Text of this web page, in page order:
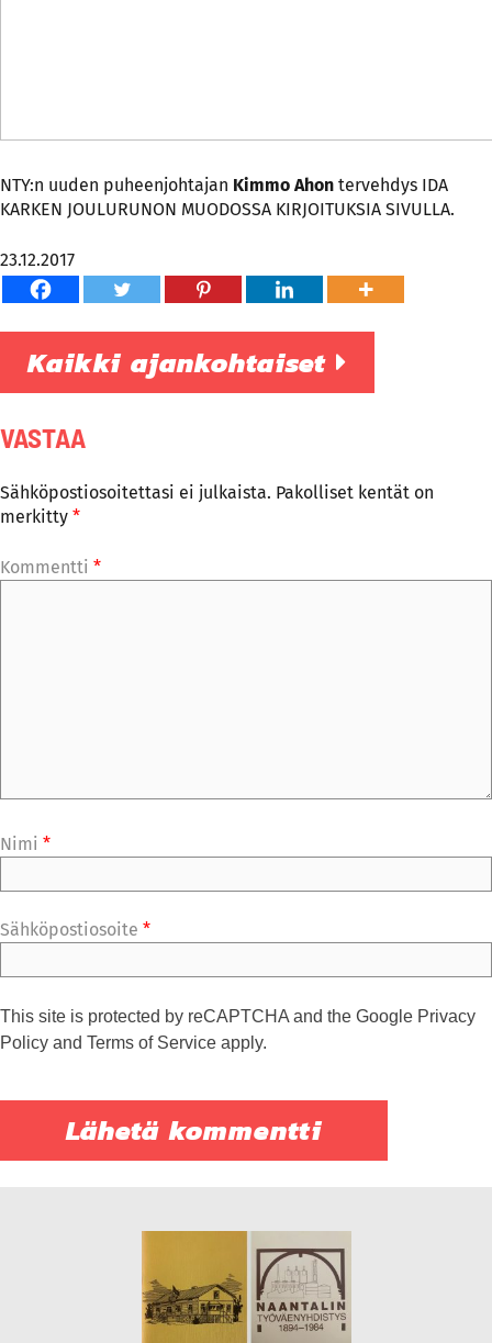
NTY:n uuden puheenjohtajan Kimmo Ahon tervehdys IDA
KARKEN JOULURUNON MUODOSSA KIRJOITUKSIA SIVULLA.
23.12.2017
Kaikki ajankohtaiset
VASTAA
Sähköpostiosoitettasi ei julkaista. Pakolliset kentät on
merkitty *
Kommentti *
Nimi *
Sähköpostiosoite *
This site is protected by reCAPTCHA and the Google Privacy
Policy and Terms of Service apply.